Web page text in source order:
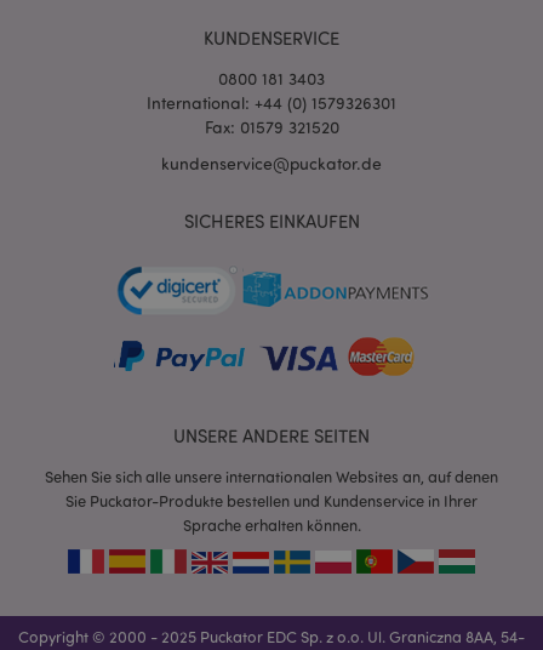
KUNDENSERVICE
0800 181 3403
International: +44 (0) 1579326301
Fax: 01579 321520
kundenservice@puckator.de
SICHERES EINKAUFEN
UNSERE ANDERE SEITEN
Sehen Sie sich alle unsere internationalen Websites an, auf denen
Sie Puckator-Produkte bestellen und Kundenservice in Ihrer
Sprache erhalten können.
Copyright © 2000 - 2025 Puckator EDC Sp. z o.o. Ul. Graniczna 8AA, 54-
mage-messages
mage-cache-sessid
www.puckator.de